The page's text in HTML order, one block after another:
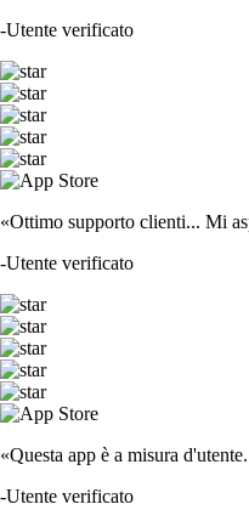
-Utente verificato
«Ottimo supporto clienti... Mi
-Utente verificato
«Questa app è a misura
-Utente verificato